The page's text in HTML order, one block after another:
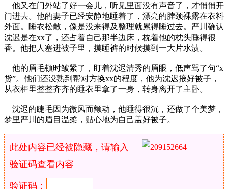
他又在门外站了好一会儿，听见里面没有声音了，才悄悄开
门进去。他的妻子已经安静地睡着了，漂亮的脖颈裸露在衣料
外面。睡衣松散，像是没来得及整理就累得睡过去。严川确认
沈迟是在xx了，还占着自己那半边床，枕着他的枕头睡得很
香。他把人塞进被子里，摸睡裤的时候摸到一大片水渍。
他的眉毛顿时皱紧了，盯着沈迟清秀的眉眼，低声骂了句“x
货”。他们还没熟到帮对方换xx的程度，他为沈迟掖好被子，
从衣柜里整整齐齐的睡衣里拿了一身，转身离开了主卧。
沈迟的睫毛因为微风而颤动，他睡得很沉，还做了个美梦，
梦里严川的眉目温柔，贴心地为自己盖好被子。
此处内容已经被隐藏，请输入
验证码查看内容
验证码：